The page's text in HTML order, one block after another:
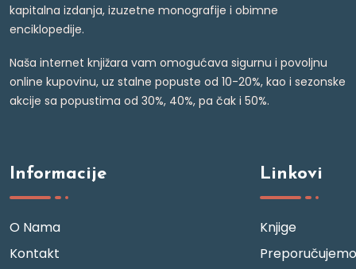
kapitalna izdanja, izuzetne monografije i obimne
enciklopedije.
Naša internet knjižara vam omogućava sigurnu i povoljnu
online kupovinu, uz stalne popuste od 10-20%, kao i sezonske
akcije sa popustima od 30%, 40%, pa čak i 50%.
Informacije
O Nama
Kontakt
Linkovi
Knjige
Preporučujemo